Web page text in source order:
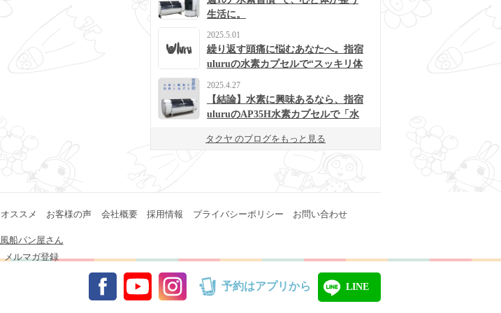
生活に。
2025.5.01
繰り返す頭痛に悩むあなたへ。指宿
uluruの水素カプセルで“スッキリ体
2025.4.27
【結論】水素に興味あるなら、指宿
uluruのAP35H水素カプセルで「水
タクヤ のブログをもっと見る
オススメ お客様の声 会社概要 採用情報 プライバシーポリシー お問い合わせ
メルマガ登録
風船パン屋さん
予約はアプリから LINE